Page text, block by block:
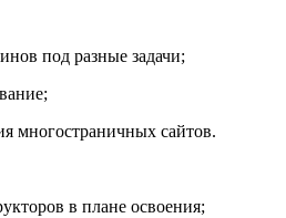
под разные задачи;
многостраничных сайтов.
в плане освоения;